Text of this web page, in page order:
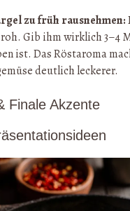
zu früh rausnehmen:
Gib ihm wirklich 3–4
ist. Das Röstaroma
deutlich leckerer.
Finale Akzente